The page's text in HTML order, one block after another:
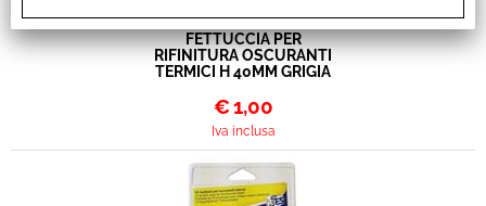
FETTUCCIA PER
RIFINITURA OSCURANTI
TERMICI H 40MM GRIGIA
€1,00
Iva inclusa